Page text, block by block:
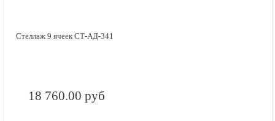
Стеллаж 9 ячеек СТ-АД-341
18 760.00 руб